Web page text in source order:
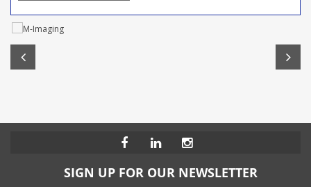
SIGN UP FOR OUR NEWSLETTER